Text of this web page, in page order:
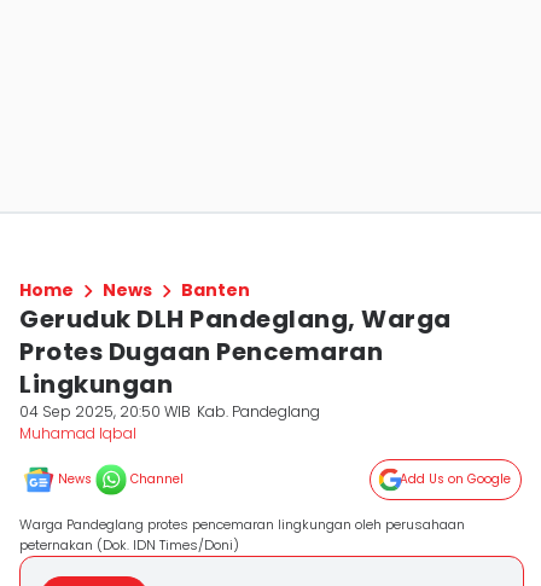
Home News Banten
Geruduk DLH Pandeglang, Warga
Protes Dugaan Pencemaran
Lingkungan
04 Sep 2025, 20:50 WIB Kab. Pandeglang
Muhamad Iqbal
News Channel Add Us on Google
Warga Pandeglang protes pencemaran lingkungan oleh perusahaan
peternakan (Dok. IDN Times/Doni)